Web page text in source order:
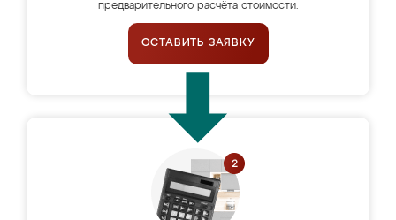
предварительного расчёта стоимости.
ОСТАВИТЬ ЗАЯВКУ